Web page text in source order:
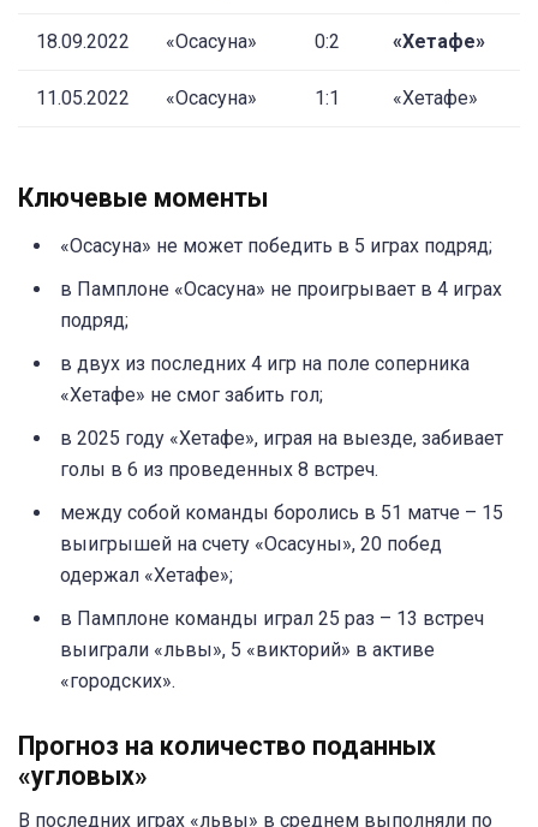
18.09.2022 «Осасуна» 0:2 «Хетафе»
11.05.2022 «Осасуна» 1:1 «Хетафе»
Ключевые моменты
«Осасуна» не может победить в 5 играх подряд;
в Памплоне «Осасуна» не проигрывает в 4 играх
подряд;
в двух из последних 4 игр на поле соперника
«Хетафе» не смог забить гол;
в 2025 году «Хетафе», играя на выезде, забивает
голы в 6 из проведенных 8 встреч.
между собой команды боролись в 51 матче – 15
выигрышей на счету «Осасуны», 20 побед
одержал «Хетафе»;
в Памплоне команды играл 25 раз – 13 встреч
выиграли «львы», 5 «викторий» в активе
«городских».
Прогноз на количество поданных
«угловых»
В последних играх «львы» в среднем выполняли по